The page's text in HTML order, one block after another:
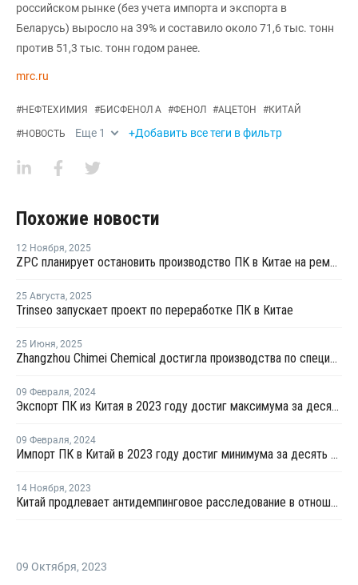
российском рынке (без учета импорта и экспорта в
Беларусь) выросло на 39% и составило около 71,6 тыс. тонн
против 51,3 тыс. тонн годом ранее.
mrc.ru
#НЕФТЕХИМИЯ #БИСФЕНОЛ А #ФЕНОЛ #АЦЕТОН #КИТАЙ
#НОВОСТЬ Еще 1 +Добавить все теги в фильтр
Похожие новости
12 Ноября, 2025
ZPC планирует остановить производство ПК в Китае на ремонт
25 Августа, 2025
Trinseo запускает проект по переработке ПК в Китае
25 Июня, 2025
Zhangzhou Chimei Chemical достигла производства по спецификации на новой линии поликарбоната в Китае
09 Февраля, 2024
Экспорт ПК из Китая в 2023 году достиг максимума за десять лет
09 Февраля, 2024
Импорт ПК в Китай в 2023 году достиг минимума за десять лет
14 Ноября, 2023
Китай продлевает антидемпинговое расследование в отношении импорта ПК из Тайваня
09 Октября, 2023